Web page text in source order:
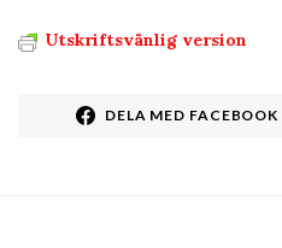
Utskriftsvänlig version
DELA MED FACEBOOK